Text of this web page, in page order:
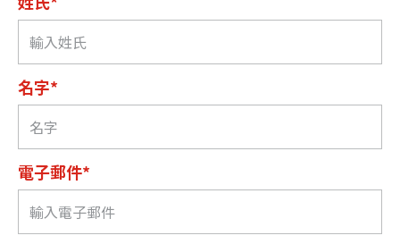
名字*
電子郵件*